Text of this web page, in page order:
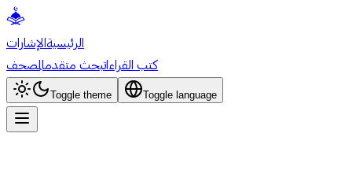
الرئيسيةالإشارات
كتب القراءاتبحث متقدمالمصحف
Toggle theme Toggle language